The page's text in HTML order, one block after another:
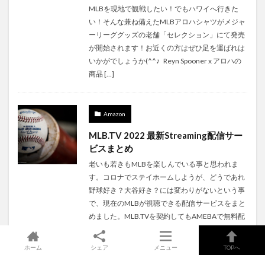
MLBを現地で観戦したい！でもハワイへ行きた
い！そんな兼ね備えたMLBアロハシャツがメジャ
ーリーググッズの老舗「セレクション」にて発売
が開始されます！お近くの方はぜひ足を運ばれは
いかがでしょうか(^^♪ Reyn Spooner x アロハの
商品 […]
Amazon
MLB.TV 2022 最新Streaming配信サー
ビスまとめ
老いも若きもMLBを楽しんでいる事と思われま
す。コロナでステイホームしようが、どうであれ
野球好き？大谷好き？には変わりがないという事
で、現在のMLBが視聴できる配信サービスをまと
めました。MLB.TVを契約してもAMEBAで無料配
信や、AppleTV […]
ホーム シェア メニュー TOPへ